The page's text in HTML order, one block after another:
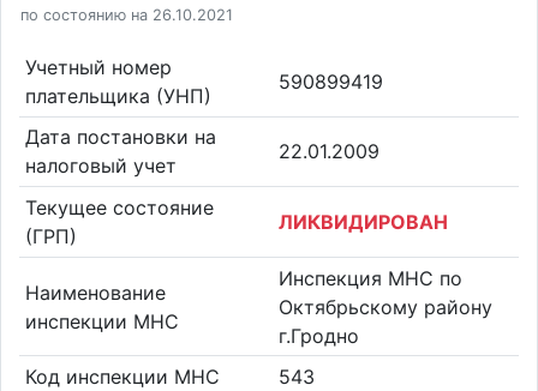
по состоянию на 26.10.2021
Учетный номер
плательщика (УНП)
590899419
Дата постановки на
налоговый учет
22.01.2009
Текущее состояние
(ГРП)
ЛИКВИДИРОВАН
Наименование
инспекции МНС
Инспекция МНС по
Октябрьскому району
г.Гродно
Код инспекции МНС
543